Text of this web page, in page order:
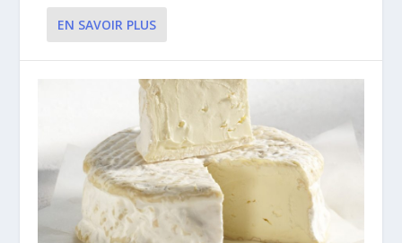
EN SAVOIR PLUS